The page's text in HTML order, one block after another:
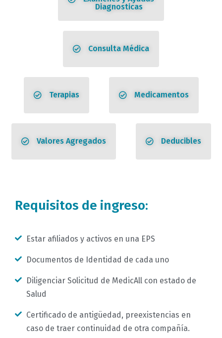
Diagnosticas
Consulta Médica
Terapias Medicamentos
Valores Agregados Deducibles
Requisitos de ingreso:
Estar afiliados y activos en una EPS
Documentos de Identidad de cada uno
Diligenciar Solicitud de MedicAll con estado de
Salud
Certificado de antigüedad, preexistencias en
caso de traer continuidad de otra compañía.